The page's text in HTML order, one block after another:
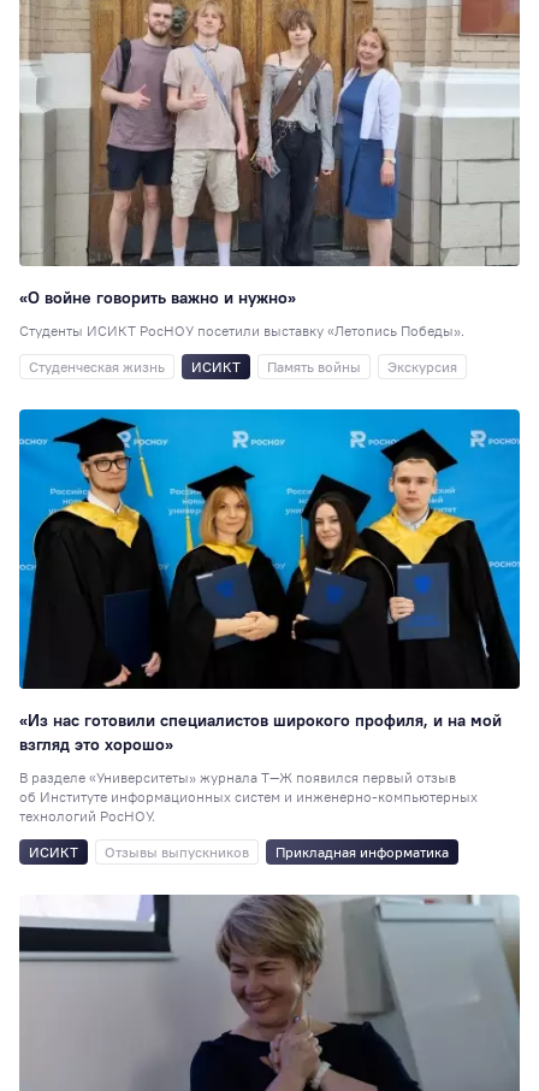
«О войне говорить важно и нужно»
Студенты ИСИКТ РосНОУ посетили выставку «Летопись Победы».
Студенческая жизнь
ИСИКТ Память войны Экскурсия
«Из нас готовили специалистов широкого профиля, и на мой
взгляд это хорошо»
В разделе «Университеты» журнала Т—Ж появился первый отзыв
об Институте информационных систем и инженерно-компьютерных
технологий РосНОУ.
ИСИКТ
Отзывы выпускников Прикладная информатика